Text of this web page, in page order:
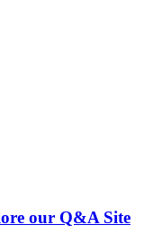
our Q&A Site